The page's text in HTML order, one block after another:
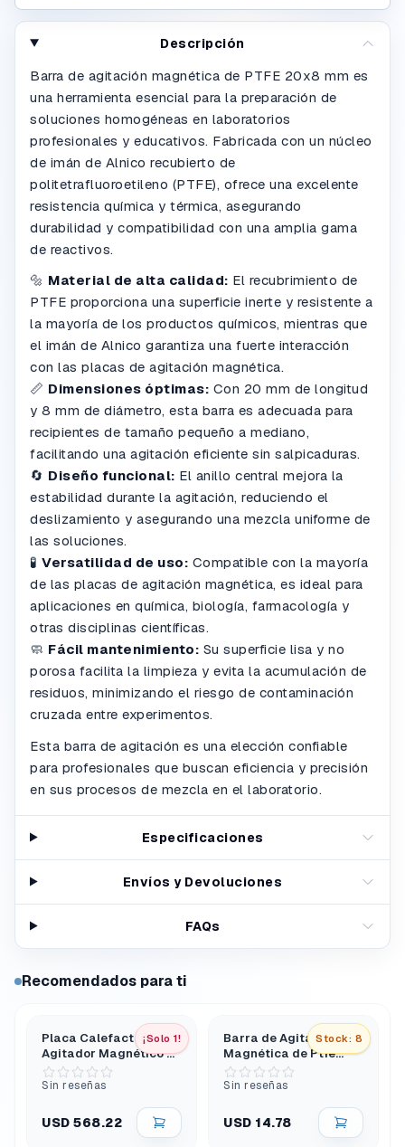
Descripción
Barra de agitación magnética de PTFE 20x8 mm es
una herramienta esencial para la preparación de
soluciones homogéneas en laboratorios
profesionales y educativos. Fabricada con un núcleo
de imán de Alnico recubierto de
politetrafluoroetileno (PTFE), ofrece una excelente
resistencia química y térmica, asegurando
durabilidad y compatibilidad con una amplia gama
de reactivos.
🔩 Material de alta calidad: El recubrimiento de
PTFE proporciona una superficie inerte y resistente a
la mayoría de los productos químicos, mientras que
el imán de Alnico garantiza una fuerte interacción
con las placas de agitación magnética.
📏 Dimensiones óptimas: Con 20 mm de longitud
y 8 mm de diámetro, esta barra es adecuada para
recipientes de tamaño pequeño a mediano,
facilitando una agitación eficiente sin salpicaduras.
🔄 Diseño funcional: El anillo central mejora la
estabilidad durante la agitación, reduciendo el
deslizamiento y asegurando una mezcla uniforme de
las soluciones.
🧪 Versatilidad de uso: Compatible con la mayoría
de las placas de agitación magnética, es ideal para
aplicaciones en química, biología, farmacología y
otras disciplinas científicas.
🧼 Fácil mantenimiento: Su superficie lisa y no
porosa facilita la limpieza y evita la acumulación de
residuos, minimizando el riesgo de contaminación
cruzada entre experimentos.
Esta barra de agitación es una elección confiable
para profesionales que buscan eficiencia y precisión
en sus procesos de mezcla en el laboratorio.
Especificaciones
Envíos y Devoluciones
FAQs
Recomendados para ti
¡Solo 1!
Placa Calefactora con
Agitador Magnético de
Cerámica 110 V
Sin reseñas
USD 568.22
Stock: 8
Barra de Agitación
Magnética de Ptfe
48X10 Mm con Anillo
Central
Sin reseñas
USD 14.78